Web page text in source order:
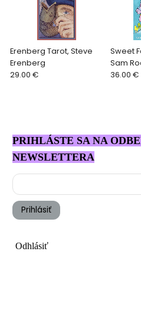
Erenberg Tarot, Steve
Erenberg
29.00 €
Sweet
Sam
36.00 €
PRIHLÁSTE SA NA
NEWSLETTERA
Prihlásiť
Odhlásiť